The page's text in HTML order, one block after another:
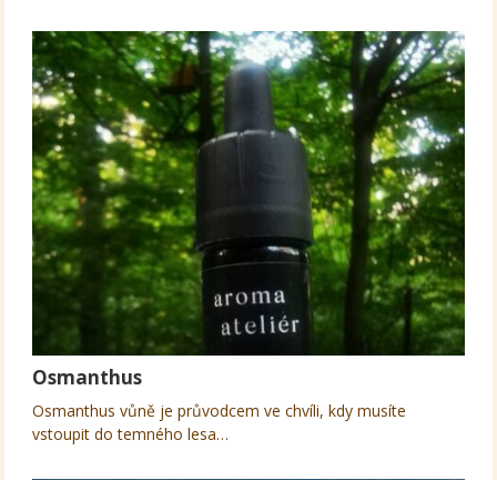
Osmanthus
Osmanthus vůně je průvodcem ve chvíli, kdy musíte
vstoupit do temného lesa…